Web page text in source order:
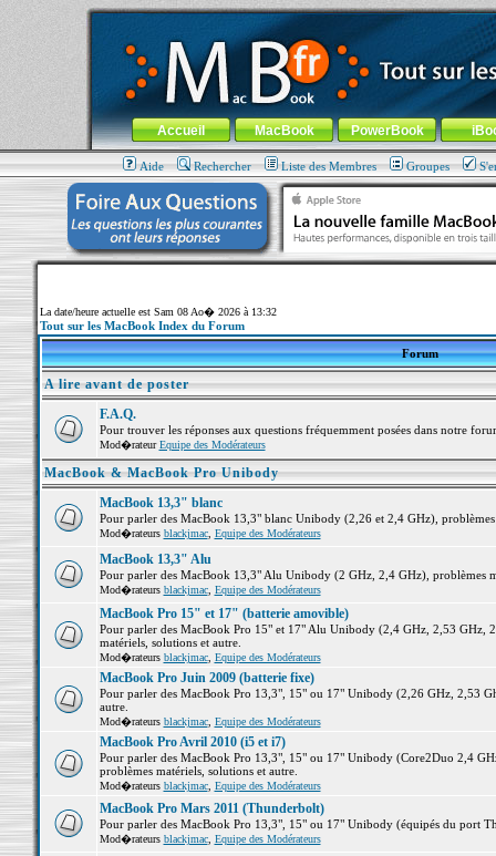
MacBook-fr.com : 100% Apple... 100% nomade !
Aller au contenu-Aller au menu général-Aller au menu de
Menu général
Accueil MacBook PowerBook
Aide Rechercher Liste des Membres Groupes
La date/heure actuelle est Sam 08 Ao� 2026 à 13:32
Tout sur les MacBook Index du Forum
Forum
A lire avant de poster
F.A.Q.
Pour trouver les réponses aux questions fréquemment posées dans notre
Mod�rateurEquipe des Modérateurs
MacBook & MacBook Pro Unibody
MacBook 13,3" blanc
Pour parler des MacBook 13,3" blanc Unibody (2,26 et 2,4 GHz),
Mod�rateurs blackjmac, Equipe des Modérateurs
MacBook 13,3" Alu
Pour parler des MacBook 13,3" Alu Unibody (2 GHz, 2,4 GHz), problèmes
Mod�rateurs blackjmac, Equipe des Modérateurs
MacBook Pro 15" et 17" (batterie amovible)
Pour parler des MacBook Pro 15" et 17" Alu Unibody (2,4 GHz, 2,53 GHz,
matériels, solutions et autre.
Mod�rateurs blackjmac, Equipe des Modérateurs
MacBook Pro Juin 2009 (batterie fixe)
Pour parler des MacBook Pro 13,3", 15" ou 17" Unibody (2,26 GHz, 2,53
autre.
Mod�rateurs blackjmac, Equipe des Modérateurs
MacBook Pro Avril 2010 (i5 et i7)
Pour parler des MacBook Pro 13,3", 15" ou 17" Unibody (Core2Duo 2,4
problèmes matériels, solutions et autre.
Mod�rateurs blackjmac, Equipe des Modérateurs
MacBook Pro Mars 2011 (Thunderbolt)
Pour parler des MacBook Pro 13,3", 15" ou 17" Unibody (équipés du port
Mod�rateurs blackjmac, Equipe des Modérateurs